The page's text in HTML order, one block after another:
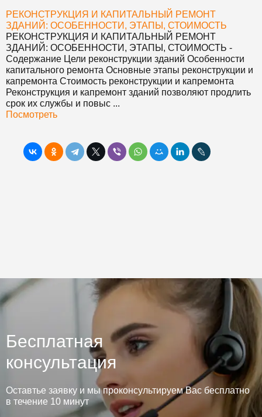
РЕКОНСТРУКЦИЯ И КАПИТАЛЬНЫЙ РЕМОНТ
ЗДАНИЙ: ОСОБЕННОСТИ, ЭТАПЫ, СТОИМОСТЬ
РЕКОНСТРУКЦИЯ И КАПИТАЛЬНЫЙ РЕМОНТ
ЗДАНИЙ: ОСОБЕННОСТИ, ЭТАПЫ, СТОИМОСТЬ -
Содержание Цели реконструкции зданий Особенности
капитального ремонта Основные этапы реконструкции и
капремонта Стоимость реконструкции и капремонта
Реконструкция и капремонт зданий позволяют продлить
срок их службы и повыс ...
Посмотреть
Бесплатная
консультация
Оставтье заявку и мы проконсультируем Вас бесплатно
в течение 10 минут